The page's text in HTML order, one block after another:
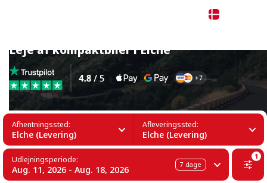
Leje af kompaktbiler i Elche
Afhentningssted:
Elche (Levering)
Afleveringssted:
Elche (Levering)
Udlejningsperiode:
Aug. 11, 2026 - Aug. 18, 2026 7 dage
1